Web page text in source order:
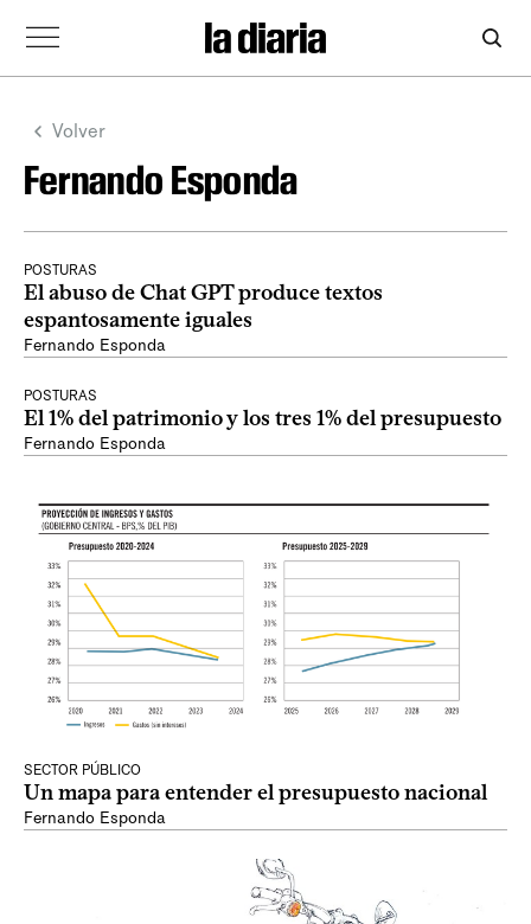
Volver
Fernando Esponda
POSTURAS
El abuso de Chat GPT produce textos
espantosamente iguales
Fernando Esponda
POSTURAS
El 1% del patrimonio y los tres 1% del presupuesto
Fernando Esponda
SECTOR PÚBLICO
Un mapa para entender el presupuesto nacional
Fernando Esponda